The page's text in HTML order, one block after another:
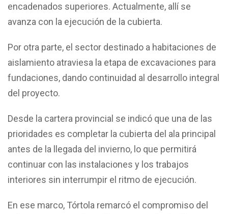
encadenados superiores. Actualmente, allí se
avanza con la ejecución de la cubierta.
Por otra parte, el sector destinado a habitaciones de
aislamiento atraviesa la etapa de excavaciones para
fundaciones, dando continuidad al desarrollo integral
del proyecto.
Desde la cartera provincial se indicó que una de las
prioridades es completar la cubierta del ala principal
antes de la llegada del invierno, lo que permitirá
continuar con las instalaciones y los trabajos
interiores sin interrumpir el ritmo de ejecución.
En ese marco, Tórtola remarcó el compromiso del